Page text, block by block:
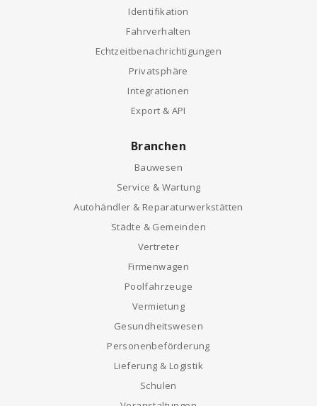
Identifikation
Fahrverhalten
Echtzeitbenachrichtigungen
Privatsphäre
Integrationen
Export & API
Branchen
Bauwesen
Service & Wartung
Autohändler & Reparaturwerkstätten
Städte & Gemeinden
Vertreter
Firmenwagen
Poolfahrzeuge
Vermietung
Gesundheitswesen
Personenbeförderung
Lieferung & Logistik
Schulen